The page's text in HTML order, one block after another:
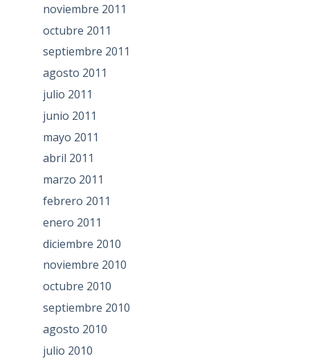
noviembre 2011
octubre 2011
septiembre 2011
agosto 2011
julio 2011
junio 2011
mayo 2011
abril 2011
marzo 2011
febrero 2011
enero 2011
diciembre 2010
noviembre 2010
octubre 2010
septiembre 2010
agosto 2010
julio 2010